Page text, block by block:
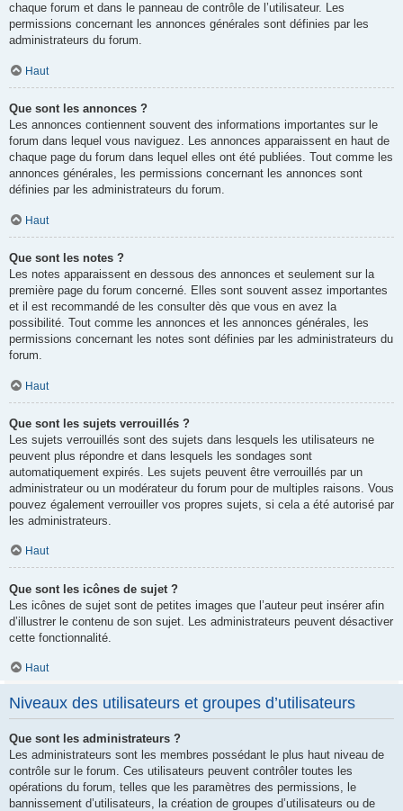
chaque forum et dans le panneau de contrôle de l’utilisateur. Les
permissions concernant les annonces générales sont définies par les
administrateurs du forum.
Haut
Que sont les annonces ?
Les annonces contiennent souvent des informations importantes sur le
forum dans lequel vous naviguez. Les annonces apparaissent en haut de
chaque page du forum dans lequel elles ont été publiées. Tout comme les
annonces générales, les permissions concernant les annonces sont
définies par les administrateurs du forum.
Haut
Que sont les notes ?
Les notes apparaissent en dessous des annonces et seulement sur la
première page du forum concerné. Elles sont souvent assez importantes
et il est recommandé de les consulter dès que vous en avez la
possibilité. Tout comme les annonces et les annonces générales, les
permissions concernant les notes sont définies par les administrateurs du
forum.
Haut
Que sont les sujets verrouillés ?
Les sujets verrouillés sont des sujets dans lesquels les utilisateurs ne
peuvent plus répondre et dans lesquels les sondages sont
automatiquement expirés. Les sujets peuvent être verrouillés par un
administrateur ou un modérateur du forum pour de multiples raisons. Vous
pouvez également verrouiller vos propres sujets, si cela a été autorisé par
les administrateurs.
Haut
Que sont les icônes de sujet ?
Les icônes de sujet sont de petites images que l’auteur peut insérer afin
d’illustrer le contenu de son sujet. Les administrateurs peuvent désactiver
cette fonctionnalité.
Haut
Niveaux des utilisateurs et groupes d’utilisateurs
Que sont les administrateurs ?
Les administrateurs sont les membres possédant le plus haut niveau de
contrôle sur le forum. Ces utilisateurs peuvent contrôler toutes les
opérations du forum, telles que les paramètres des permissions, le
bannissement d’utilisateurs, la création de groupes d’utilisateurs ou de